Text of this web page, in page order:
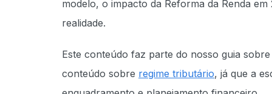
modelo, o impacto da Reforma da Renda
realidade.
Este conteúdo faz parte do nosso guia
conteúdo sobre regime tributário, já que a